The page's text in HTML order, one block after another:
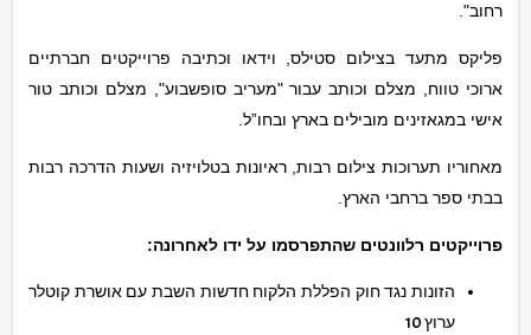
רחוב".
פליקס מתעד בצילום סטילס, וידאו וכתיבה פרוייקטים חברתיים
ארוכי טווח, מצלם וכותב עבור "מעריב סופשבוע", מצלם וכותב טור
אישי במגאזינים מובילים בארץ ובחו”ל.
מאחוריו תערוכות צילום רבות, ראיונות בטלויזיה ושעות הדרכה רבות
בבתי ספר ברחבי הארץ.
פרוייקטים רלוונטים שהתפרסמו על ידו לאחרונה:
הזונות נגד חוק הפללת הלקוח חדשות השבת עם אושרת קוטלר
ערוץ 10